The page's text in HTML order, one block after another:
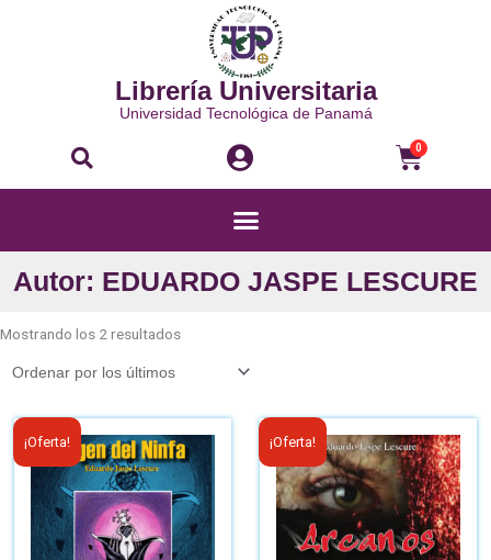
Librería Universitaria
Universidad Tecnológica de Panamá
Buscar 0
Menú
Autor: EDUARDO JASPE LESCURE
Mostrando los 2 resultadospor
¡Oferta!
El
precio
original
era:
B/.8.00.
El
precio
actual
es:
B/.6.00.
¡Oferta!
El
precio
original
era:
B/.8.00.
El
es:
B/